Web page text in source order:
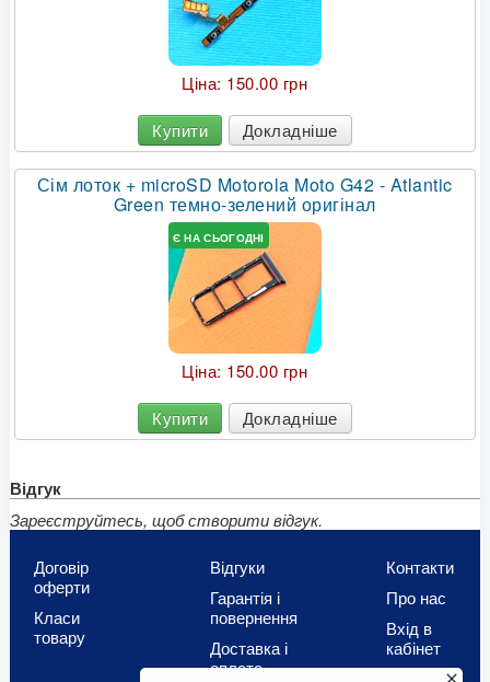
Ціна: 150.00 грн
Купити Докладніше
Сім лоток + microSD Motorola Moto G42 - Atlantic
Green темно-зелений оригінал
Є НА СЬОГОДНІ
Ціна: 150.00 грн
Купити Докладніше
Відгук
Зареєструйтесь, щоб створити відгук.
Договір
оферти
Класи
товару
Відгуки
Гарантія і
повернення
Доставка і
оплата
Контакти
Про нас
Вхід в
кабінет